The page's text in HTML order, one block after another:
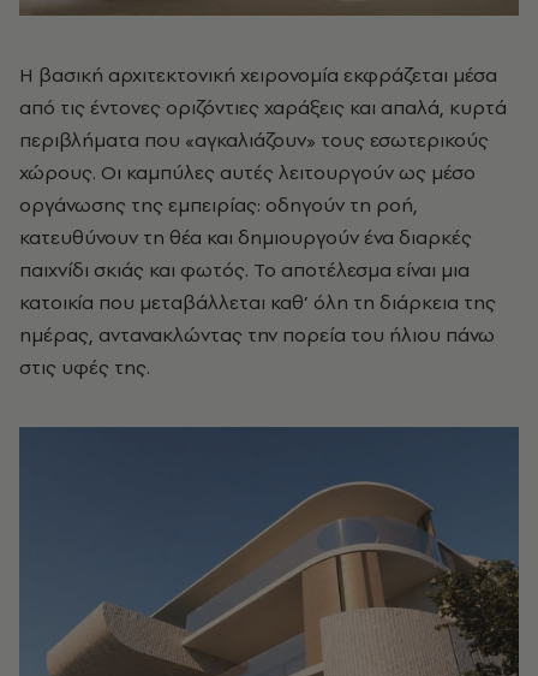
Η βασική αρχιτεκτονική χειρονομία εκφράζεται μέσα
από τις έντονες οριζόντιες χαράξεις και απαλά, κυρτά
περιβλήματα που «αγκαλιάζουν» τους εσωτερικούς
χώρους. Οι καμπύλες αυτές λειτουργούν ως μέσο
οργάνωσης της εμπειρίας: οδηγούν τη ροή,
κατευθύνουν τη θέα και δημιουργούν ένα διαρκές
παιχνίδι σκιάς και φωτός. Το αποτέλεσμα είναι μια
κατοικία που μεταβάλλεται καθ’ όλη τη διάρκεια της
ημέρας, αντανακλώντας την πορεία του ήλιου πάνω
στις υφές της.